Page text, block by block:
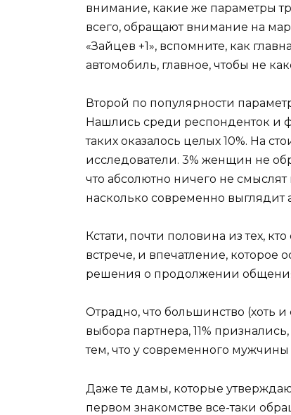
внимание, какие же параметры
всего, обращают внимание на
«Зайцев +1», вспомните, как
автомобиль, главное, чтобы не
Второй по популярности
Нашлись среди респонденток и
таких оказалось целых 10%. На
исследователи. 3% женщин не
что абсолютно ничего не
насколько современно выглядит
Кстати, почти половина из тех,
встрече, и впечатление,
решения о продолжении
Отрадно, что большинство (хоть
выбора партнера, 11%
тем, что у современного
Даже те дамы, которые
первом знакомстве все-таки